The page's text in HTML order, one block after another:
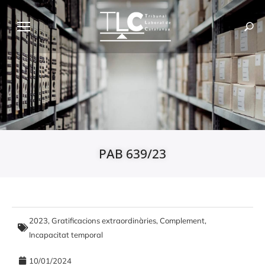
PAB 639/23
2023, Gratificacions extraordinàries, Complement,
Incapacitat temporal
10/01/2024